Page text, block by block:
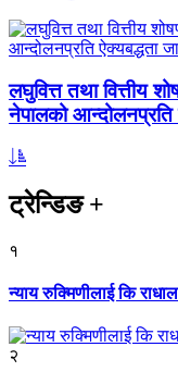
लघुवित्त तथा वित्तीय
नेपालको आन्दोलनप्रति
ट्रेन्डिङ+
१
न्याय रुक्मिणीलाई कि
२